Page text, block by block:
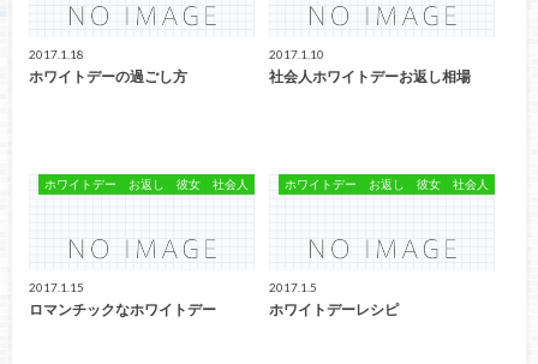
2017.1.18
ホワイトデーの過ごし方
2017.1.10
社会人ホワイトデーお返し相場
ホワイトデー お返し 彼女 社会人
2017.1.15
ロマンチックなホワイトデー
ホワイトデー お返し 彼女 社会人
2017.1.5
ホワイトデーレシピ